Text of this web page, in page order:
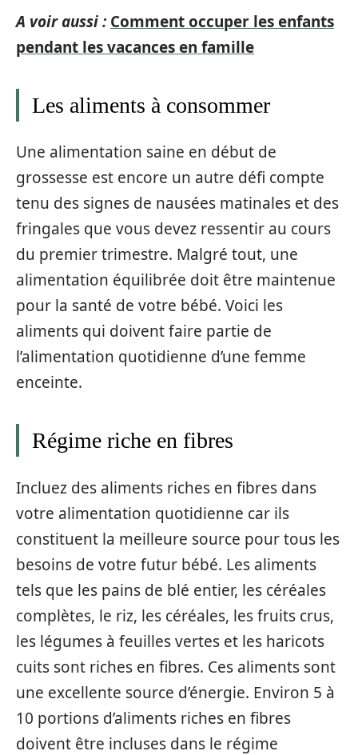
A voir aussi : Comment occuper les enfants
pendant les vacances en famille
Les aliments à consommer
Une alimentation saine en début de
grossesse est encore un autre défi compte
tenu des signes de nausées matinales et des
fringales que vous devez ressentir au cours
du premier trimestre. Malgré tout, une
alimentation équilibrée doit être maintenue
pour la santé de votre bébé. Voici les
aliments qui doivent faire partie de
l’alimentation quotidienne d’une femme
enceinte.
Régime riche en fibres
Incluez des aliments riches en fibres dans
votre alimentation quotidienne car ils
constituent la meilleure source pour tous les
besoins de votre futur bébé. Les aliments
tels que les pains de blé entier, les céréales
complètes, le riz, les céréales, les fruits crus,
les légumes à feuilles vertes et les haricots
cuits sont riches en fibres. Ces aliments sont
une excellente source d’énergie. Environ 5 à
10 portions d’aliments riches en fibres
doivent être incluses dans le régime